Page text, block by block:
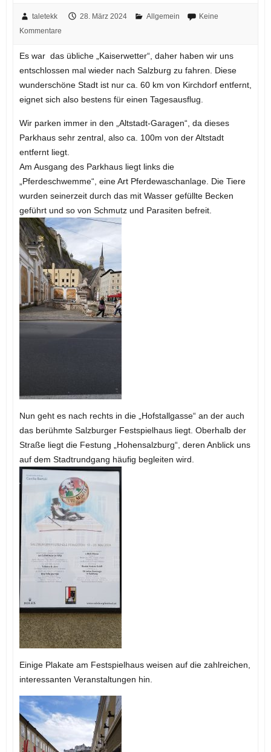
taletekk 28. März 2024 Allgemein
Keine
Kommentare
Es war das übliche „Kaiserwetter“, daher haben wir uns
entschlossen mal wieder nach Salzburg zu fahren. Diese
wunderschöne Stadt ist nur ca. 60 km von Kirchdorf entfernt,
eignet sich also bestens für einen Tagesausflug.
Wir parken immer in den „Altstadt-Garagen“, da dieses
Parkhaus sehr zentral, also ca. 100m von der Altstadt
entfernt liegt.
Am Ausgang des Parkhaus liegt links die
„Pferdeschwemme“, eine Art Pferdewaschanlage. Die Tiere
wurden seinerzeit durch das mit Wasser gefüllte Becken
geführt und so von Schmutz und Parasiten befreit.
Nun geht es nach rechts in die „Hofstallgasse“ an der auch
das berühmte Salzburger Festspielhaus liegt. Oberhalb der
Straße liegt die Festung „Hohensalzburg“, deren Anblick uns
auf dem Stadtrundgang häufig begleiten wird.
Einige Plakate am Festspielhaus weisen auf die zahlreichen,
interessanten Veranstaltungen hin.